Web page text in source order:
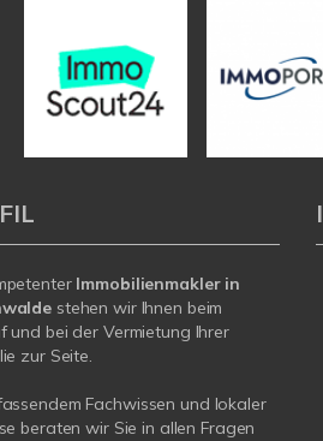
Immobilienmakler in
stehen wir Ihnen beim
und bei der Vermietung Ihrer
zur Seite.
Fachwissen und lokaler
beraten wir Sie in allen Fragen